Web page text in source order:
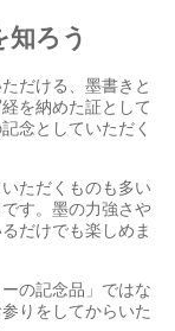
知ろう
だける、墨書きと
を納めた証として
念としていただく
ただくものも多い
す。墨の力強さや
だけでも楽しめま
の記念品」ではな
りをしてからいた